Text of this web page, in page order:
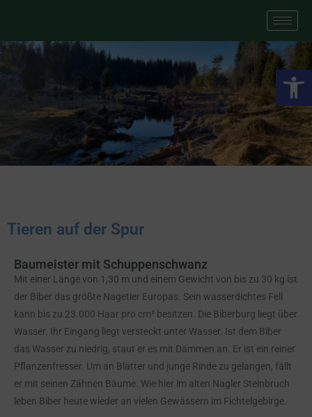
Tieren auf der Spur
Baumeister mit Schuppenschwanz
Mit einer Länge von 1,30 m und einem Gewicht von bis zu 30 kg ist
der Biber das größte Nagetier Europas. Sein wasserdichtes Fell
kann bis zu 23.000 Haar pro cm² besitzen. Die Biberburg liegt über
Wasser. Ihr Eingang liegt versteckt unter Wasser. Ist dem Biber
das Wasser zu niedrig, staut er es mit Dämmen an. Er ist ein reiner
Pflanzenfresser. Um an Blätter und junge Rinde zu gelangen, fällt
er mit seinen Zähnen Bäume. Wie hier im alten Nagler Steinbruch
leben Biber heute wieder an vielen Gewässern im Fichtelgebirge.